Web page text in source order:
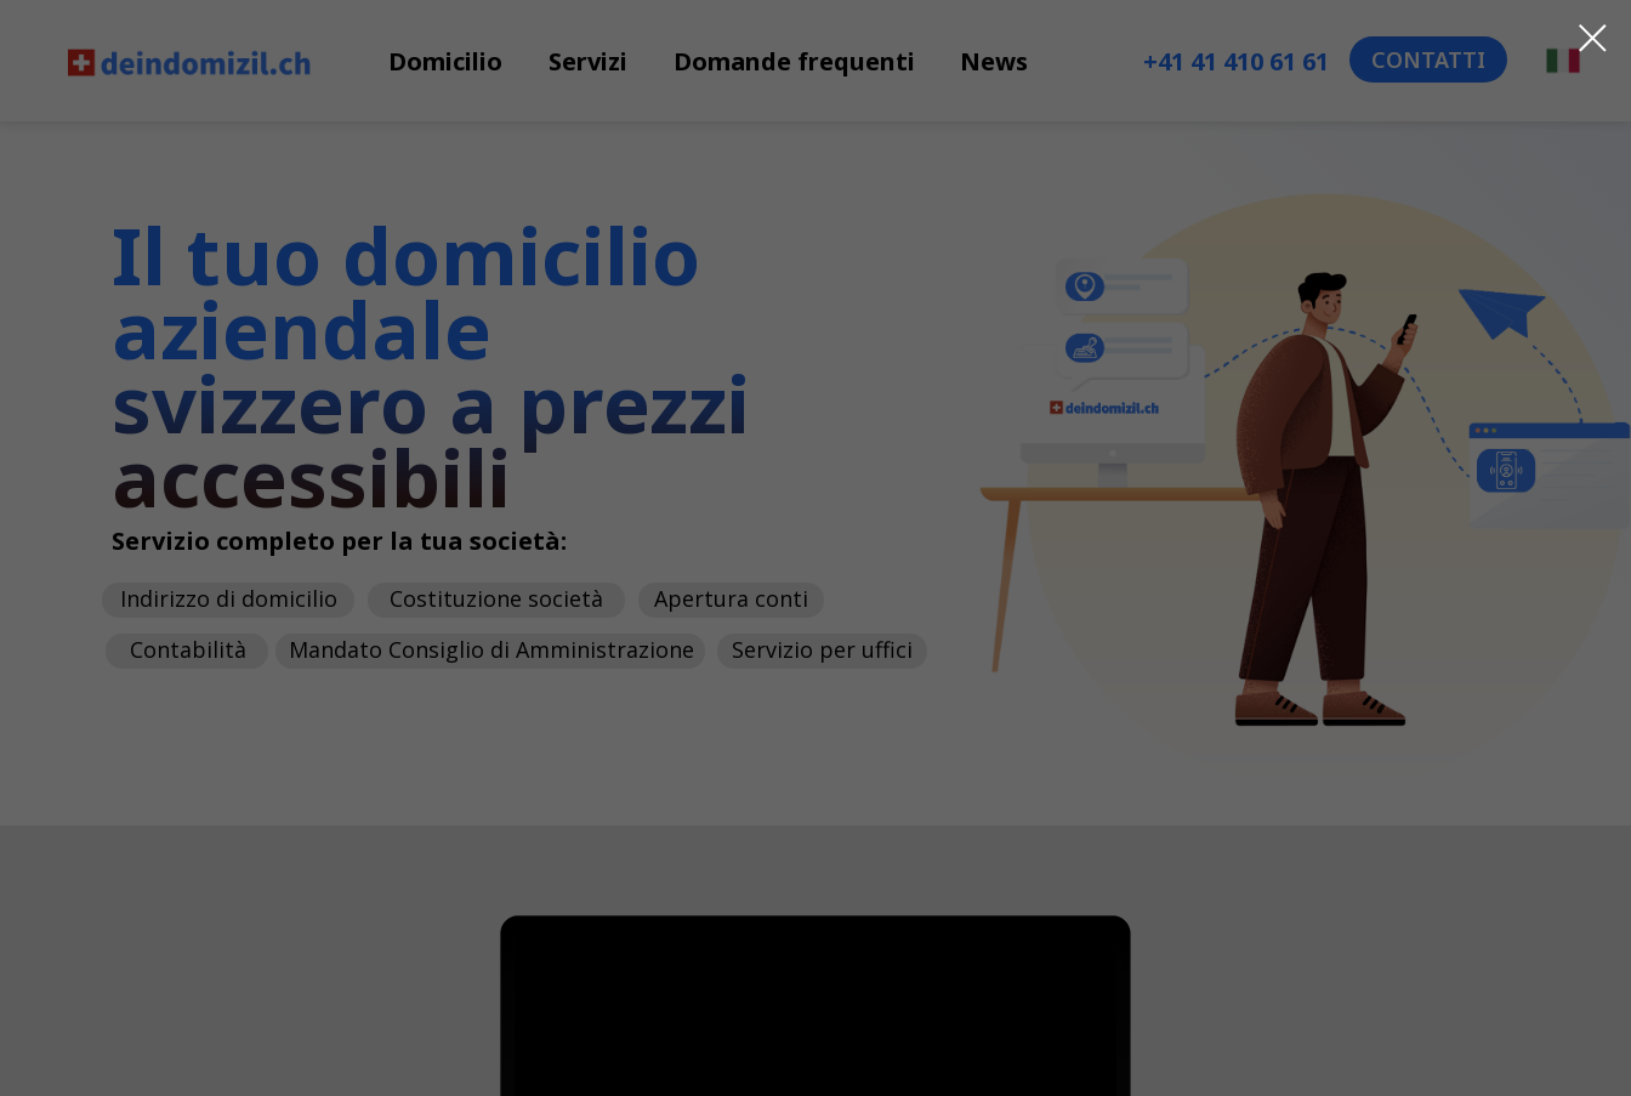
Domicilio News
Domande frequenti CONTATTI
+41 41 410 61 61
Servizi
Servizio completo per la tua società:
Indirizzo di domicilio Costituzione società
Apertura conti
Contabilità
Mandato Consiglio di Amministrazione Servizio per uffici
Il tuo domicilio
aziendale
svizzero a prezzi
accessibili